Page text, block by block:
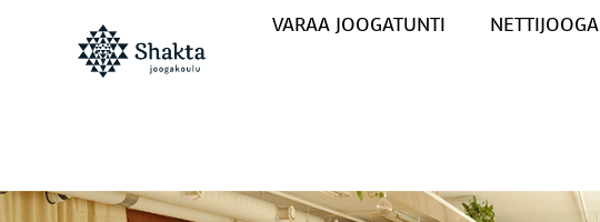
VARAA JOOGATUNTI NETTIJOOGA